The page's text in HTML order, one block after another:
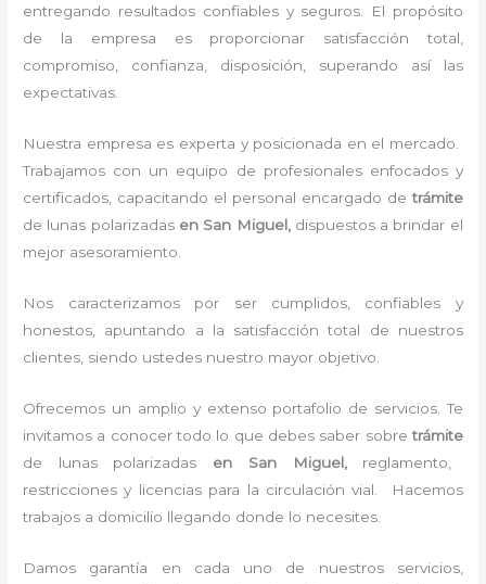
entregando resultados confiables y seguros. El propósito
de la empresa es proporcionar satisfacción total,
compromiso, confianza, disposición, superando así las
expectativas.
Nuestra empresa es experta y posicionada en el mercado.
Trabajamos con un equipo de profesionales enfocados y
certificados, capacitando el personal encargado detrámite
de lunas polarizadasen San Miguel, dispuestos a brindar el
mejor asesoramiento.
Nos caracterizamos por ser cumplidos, confiables y
honestos, apuntando a la satisfacción total de nuestros
clientes, siendo ustedes nuestro mayor objetivo.
Ofrecemos un amplio y extenso portafolio de servicios. Te
invitamos a conocer todo lo que debes saber sobretrámite
de lunas polarizadas
en San Miguel, reglamento,
restricciones y licencias para la circulación vial. Hacemos
trabajos a domicilio llegando donde lo necesites.
Damos garantía en cada uno de nuestros servicios,